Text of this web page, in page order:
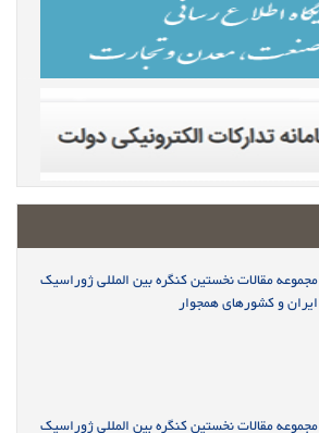
مجموعه مقالات نخستین کنگره بین المللی ژوراسیک
ایران و کشورهای همجوار
مجموعه مقالات نخستین کنگره بین المللی ژوراسیک